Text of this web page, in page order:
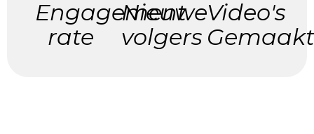
Engagement
rate
Nieuwe
volgers
Video's